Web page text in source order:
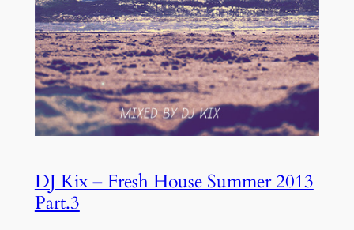
DJ Kix – Fresh House Summer 2013
Part.3